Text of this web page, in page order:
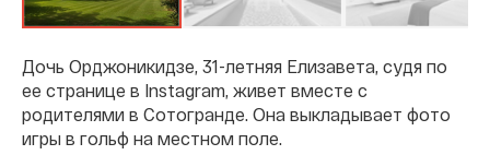
Дочь Орджоникидзе, 31-летняя Елизавета, судя по
ее странице в Instagram, живет вместе с
родителями в Сотогранде. Она выкладывает фото
игры в гольф на местном поле.